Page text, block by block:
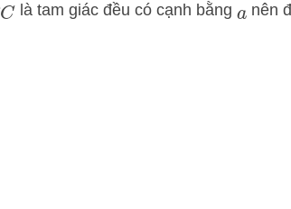
là tam giác đều có cạnh bằng a nên